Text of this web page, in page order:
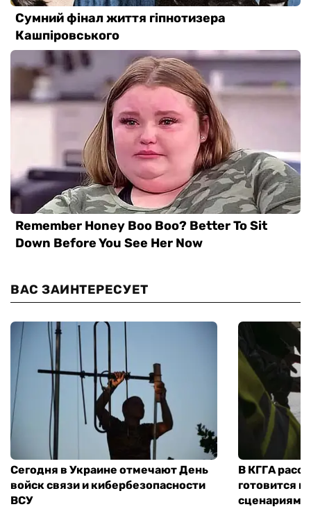
ВАС ЗАИНТЕРЕСУЕТ
Сегодня в Украине отмечают День
войск связи и кибербезопасности
ВСУ
В КГГА
готовится
сценариям